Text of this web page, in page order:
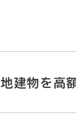
建物を高